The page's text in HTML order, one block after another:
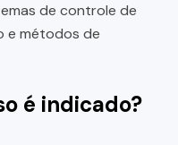
de controle de
e métodos de
é indicado?